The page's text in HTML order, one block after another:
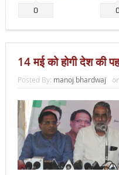
0
14 मई को होगी देश की
Posted By: manoj bhardwaj